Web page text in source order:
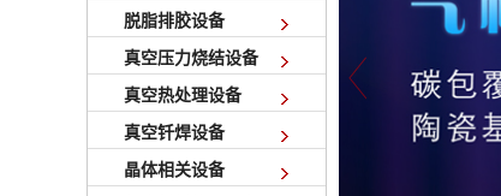
脱脂排胶设备
真空压力烧结设备
真空热处理设备
真空钎焊设备
晶体相关设备